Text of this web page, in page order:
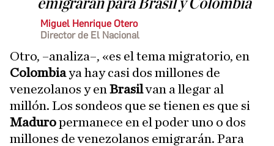
emigrarán para Brasil y Colombia
Miguel Henrique Otero
Director de El Nacional
Otro, –analiza–, «es el tema migratorio, en
Colombiaya hay casi dos millones de
venezolanos y en Brasilvan a llegar al
millón. Los sondeos que se tienen es que si
Maduropermanece en el poder uno o dos
millones de venezolanos emigrarán. Para